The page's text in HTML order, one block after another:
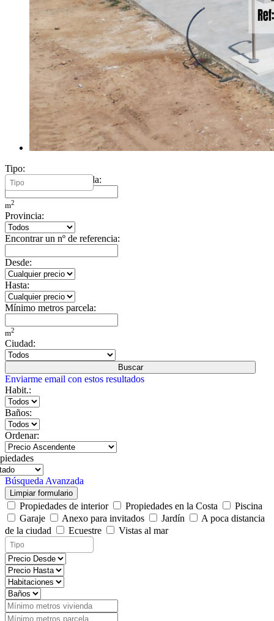
Tipo:
Mínimo metros vivienda:
m2
Provincia:
Encontrar un nº de referencia:
Desde:
Hasta:
Mínimo metros parcela:
m2
Ciudad:
Buscar
Enviarme email con estos resultados
Habit.:
Baños:
Ordenar:
Búsqueda Avanzada
Limpiar formulario
Propiedades de interior Propiedades en la Costa
Piscina
Garaje
Anexo para invitados Jardín
A poca distancia
de la ciudad
Ecuestre Vistas al mar